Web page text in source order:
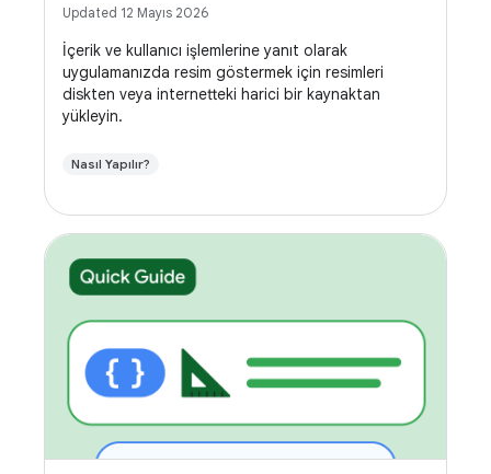
Updated 12 Mayıs 2026
İçerik ve kullanıcı işlemlerine yanıt olarak
uygulamanızda resim göstermek için resimleri
diskten veya internetteki harici bir kaynaktan
yükleyin.
Nasıl Yapılır?